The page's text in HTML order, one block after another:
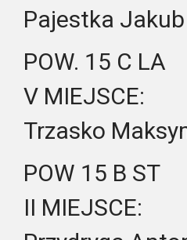
Pajestka
POW. 15 C LA
V MIEJSCE:
Trzasko
POW 15 B ST
II MIEJSCE: